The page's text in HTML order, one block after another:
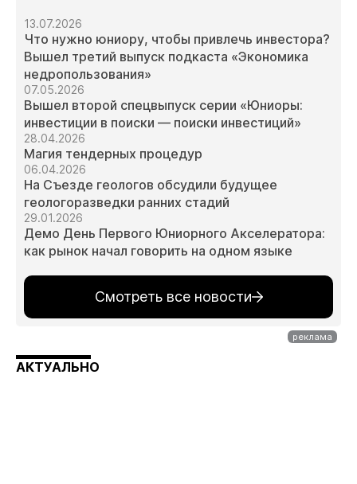
13.07.2026
Что нужно юниору, чтобы привлечь инвестора?
Вышел третий выпуск подкаста «Экономика
недропользования»
07.05.2026
Вышел второй спецвыпуск серии «Юниоры:
инвестиции в поиски — поиски инвестиций»
28.04.2026
Магия тендерных процедур
06.04.2026
На Съезде геологов обсудили будущее
геологоразведки ранних стадий
29.01.2026
Демо День Первого Юниорного Акселератора:
как рынок начал говорить на одном языке
Смотреть все новости
АКТУАЛЬНО